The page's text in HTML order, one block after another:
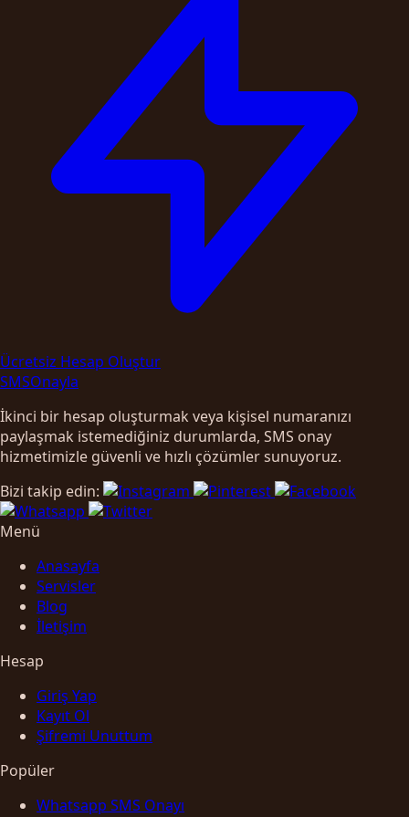
Ücretsiz Hesap Oluştur
SMSOnayla
İkinci bir hesap oluşturmak veya kişisel numaranızı
paylaşmak istemediğiniz durumlarda, SMS onay
hizmetimizle güvenli ve hızlı çözümler sunuyoruz.
Bizi takip edin:
Menü
Anasayfa
Servisler
Blog
İletişim
Hesap
Giriş Yap
Kayıt Ol
Şifremi Unuttum
Popüler
Whatsapp SMS Onayı